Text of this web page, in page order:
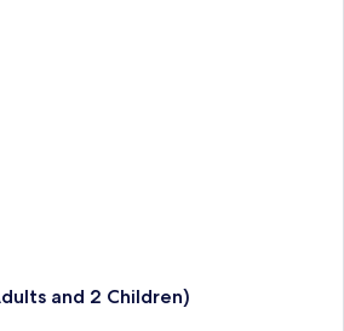
and 2 Children)